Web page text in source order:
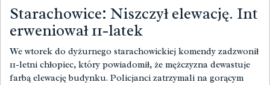
Starachowice: Niszczył elewację. Int
erweniował 11-latek
We wtorek do dyżurnego starachowickiej komendy zadzwonił
11-letni chłopiec, który powiadomił, że mężczyzna dewastuje
farbą elewację budynku. Policjanci zatrzymali na gorącym